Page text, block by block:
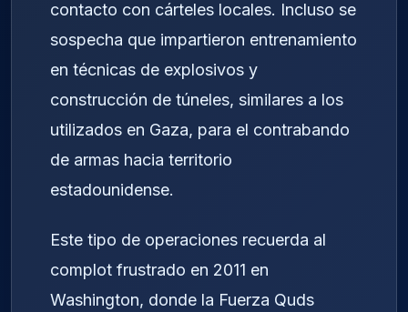
contacto con cárteles locales. Incluso se
sospecha que impartieron entrenamiento
en técnicas de explosivos y
construcción de túneles, similares a los
utilizados en Gaza, para el contrabando
de armas hacia territorio
estadounidense.
Este tipo de operaciones recuerda al
complot frustrado en 2011 en
Washington, donde la Fuerza Quds